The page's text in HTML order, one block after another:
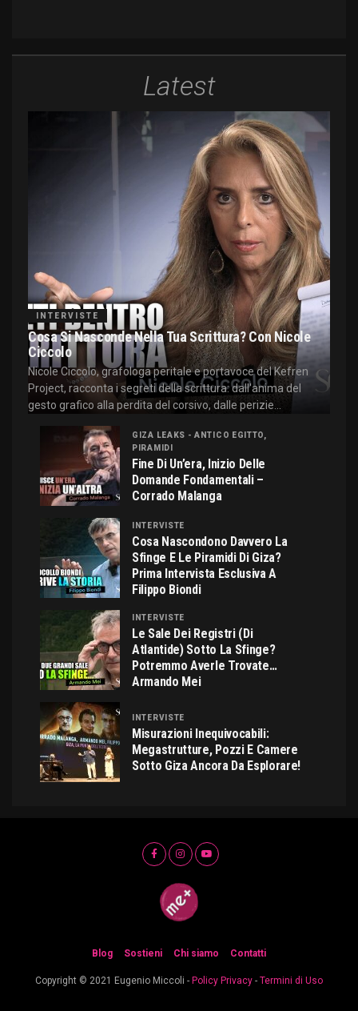
Latest
INTERVISTE
Cosa Si Nasconde Nella Tua Scrittura? Con Nicole
Ciccolo
Nicole Ciccolo, grafologa peritale e portavoce del Kefren
Project, racconta i segreti della scrittura: dall'anima del
gesto grafico alla perdita del corsivo, dalle perizie...
GIZA LEAKS - ANTICO EGITTO,
PIRAMIDI
Fine Di Un’era, Inizio Delle
Domande Fondamentali –
Corrado Malanga
INTERVISTE
Cosa Nascondono Davvero La
Sfinge E Le Piramidi Di Giza?
Prima Intervista Esclusiva A
Filippo Biondi
INTERVISTE
Le Sale Dei Registri (di
Atlantide) Sotto La Sfinge?
Potremmo Averle Trovate…
Armando Mei
INTERVISTE
Misurazioni Inequivocabili:
Megastrutture, Pozzi E Camere
Sotto Giza Ancora Da Esplorare!
Blog Sostieni Chi siamo Contatti
Copyright © 2021 Eugenio Miccoli - Policy Privacy - Termini di Uso